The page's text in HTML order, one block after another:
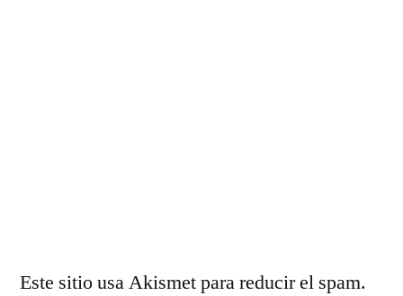
Este sitio usa Akismet para reducir el spam.